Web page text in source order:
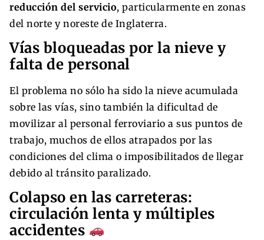
reducción del servicio, particularmente en zonas
del norte y noreste de Inglaterra.
Vías bloqueadas por la nieve y
falta de personal
El problema no sólo ha sido la nieve acumulada
sobre las vías, sino también la dificultad de
movilizar al personal ferroviario a sus puntos de
trabajo, muchos de ellos atrapados por las
condiciones del clima o imposibilitados de llegar
debido al tránsito paralizado.
Colapso en las carreteras:
circulación lenta y múltiples
accidentes